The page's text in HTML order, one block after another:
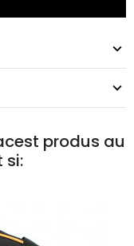
produs au
si: